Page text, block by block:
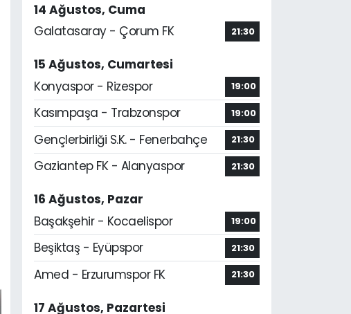
14 Ağustos, Cuma
Galatasaray - Çorum FK
21:30
15 Ağustos, Cumartesi
Konyaspor - Rizespor
19:00
Kasımpaşa - Trabzonspor 19:00
Gençlerbirliği S.K. - Fenerbahçe 21:30
Gaziantep FK - Alanyaspor 21:30
16 Ağustos, Pazar
Başakşehir - Kocaelispor
19:00
Beşiktaş - Eyüpspor 21:30
Amed - Erzurumspor FK 21:30
17 Ağustos, Pazartesi